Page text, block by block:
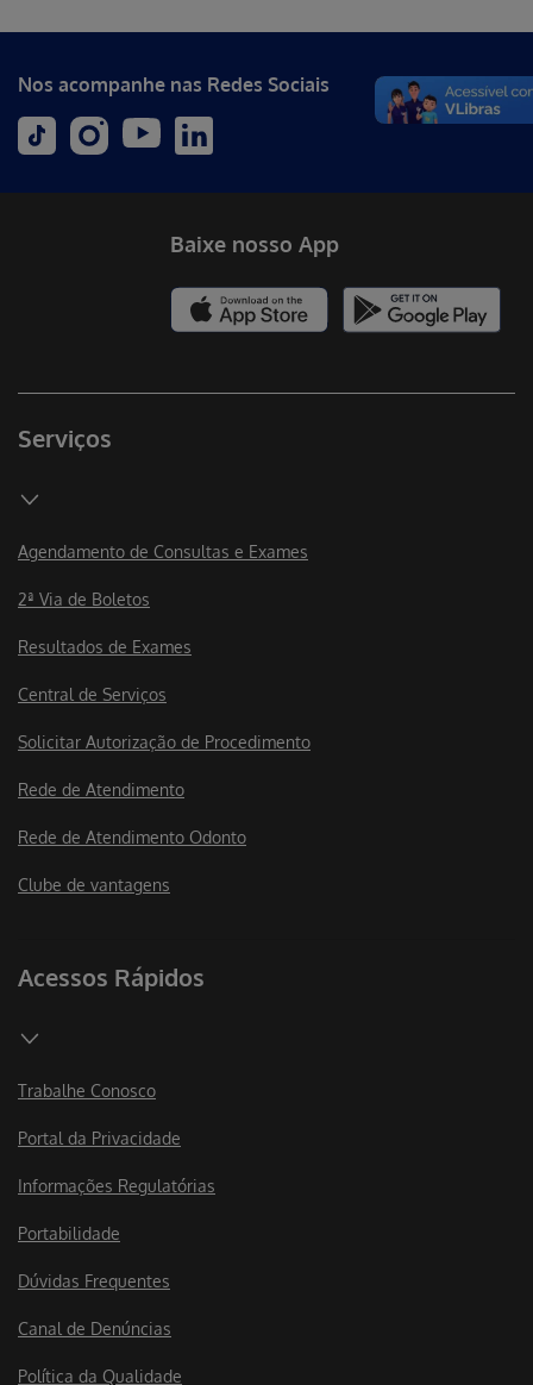
Nos acompanhe nas Redes Sociais
Serviços
Agendamento de Consultas e Exames
2ª Via de Boletos
Resultados de Exames
Central de Serviços
Solicitar Autorização de Procedimento
Rede de Atendimento
Rede de Atendimento Odonto
Clube de vantagens
Acessos Rápidos
Trabalhe Conosco
Portal da Privacidade
Informações Regulatórias
Portabilidade
Dúvidas Frequentes
Canal de Denúncias
Política da Qualidade
Baixe nosso App